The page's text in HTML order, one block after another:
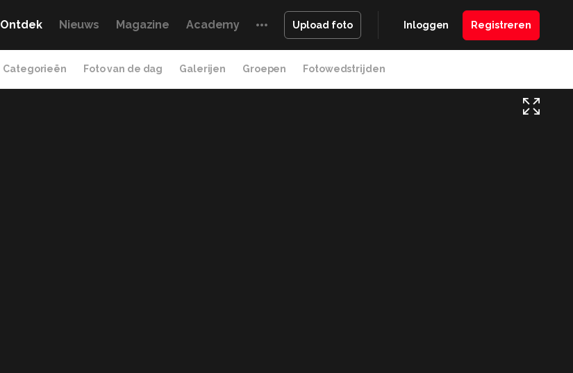
Ontdek Nieuws Magazine Academy Upload foto Inloggen Registreren
Categorieën Foto van de dag Galerijen Groepen Fotowedstrijden